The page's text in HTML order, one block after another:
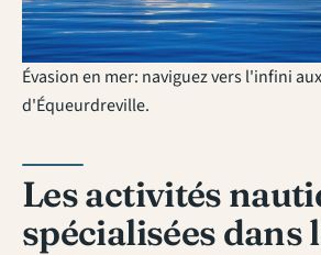
Évasion en mer: naviguez vers l'infini
d'Équeurdreville.
Les activités
spécialisées dans